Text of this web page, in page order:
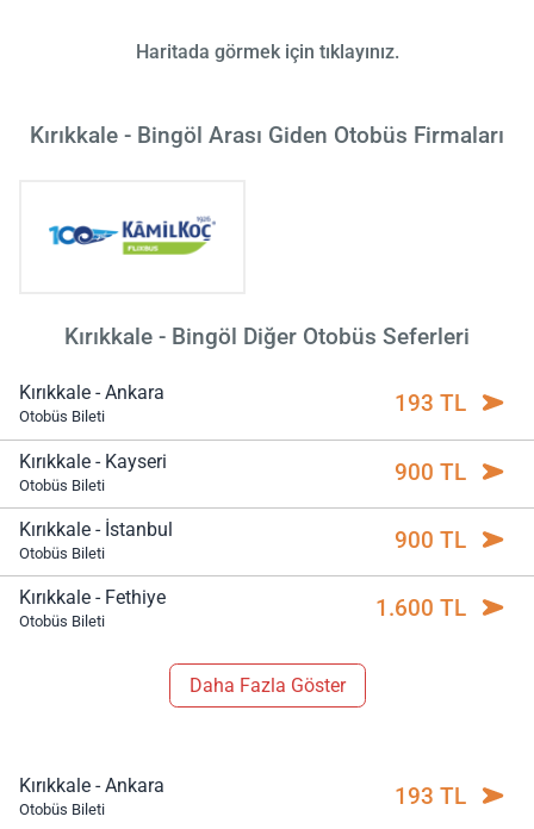
Haritada görmek için tıklayınız.
Kırıkkale - Bingöl Arası Giden Otobüs Firmaları
Kırıkkale - Bingöl Diğer Otobüs Seferleri
Kırıkkale - Ankara
Otobüs Bileti 193 TL
Kırıkkale - Kayseri
Otobüs Bileti 900 TL
Kırıkkale - İstanbul
Otobüs Bileti 900 TL
Kırıkkale - Fethiye
Otobüs Bileti 1.600 TL
Daha Fazla Göster
Kırıkkale - Ankara
Otobüs Bileti 193 TL